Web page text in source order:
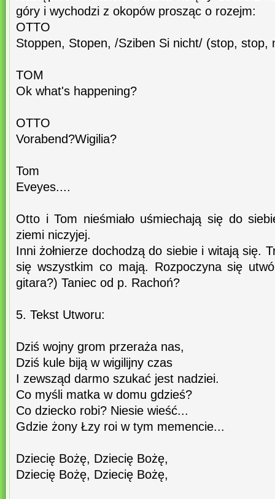
góry i wychodzi z okopów prosząc o rozejm:
OTTO
Stoppen, Stopen, /Sziben Si nicht/ (stop, stop,
TOM
Ok what's happening?
OTTO
Vorabend?Wigilia?
Tom
Eveyes....
Otto i Tom nieśmiało uśmiechają się do
ziemi niczyjej.
Inni żołnierze dochodzą do siebie i witają się.
się wszystkim co mają. Rozpoczyna się
gitara?) Taniec od p. Rachoń?
5. Tekst Utworu:
Dziś wojny grom przeraża nas,
Dziś kule biją w wigilijny czas
I zewsząd darmo szukać jest nadziei.
Co myśli matka w domu gdzieś?
Co dziecko robi? Niesie wieść...
Gdzie żony Łzy roi w tym memencie...
Dziecię Bożę, Dziecię Bożę,
Dziecię Bożę, Dziecię Bożę,